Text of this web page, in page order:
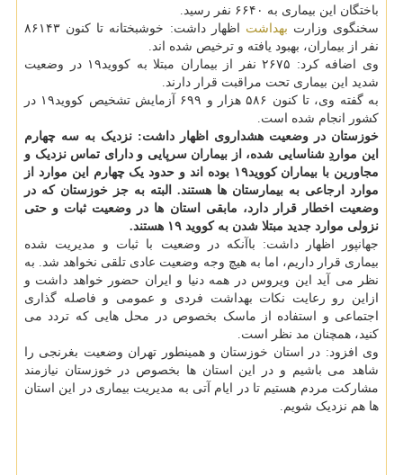
باختگان این بیماری به ۶۶۴۰ نفر رسید.
سخنگوی وزارت بهداشت
اظهار داشت: خوشبختانه تا کنون ۸۶۱۴۳
نفر از بیماران، بهبود یافته و ترخیص شده اند.
وی اضافه کرد: ۲۶۷۵ نفر از بیماران مبتلا به کووید۱۹ در وضعیت
شدید این بیماری تحت مراقبت قرار دارند.
به گفته وی، تا کنون ۵۸۶ هزار و ۶۹۹ آزمایش تشخیص کووید۱۹ در
کشور انجام شده است.
خوزستان در وضعیت هشدار وی اظهار داشت: نزدیک به سه چهارم
این مواردِ شناسایی شده، از بیماران سرپایی و دارای تماس نزدیک و
مجاورین با بیماران کووید۱۹ بوده اند و حدود یک چهارم این موارد از
موارد ارجاعی به بیمارستان ها هستند. البته به جز خوزستان که در
وضعیت اخطار قرار دارد، مابقی استان ها در وضعیت ثبات و حتی
نزولی موارد جدید مبتلا شدن به کووید ۱۹ هستند.
جهانپور اظهار داشت: باآنکه در وضعیت با ثبات و مدیریت شده
بیماری قرار داریم، اما به هیچ وجه وضعیت عادی تلقی نخواهد شد. به
نظر می آید این ویروس در همه دنیا و ایران حضور خواهد داشت و
ازاین رو رعایت نکات بهداشت فردی و عمومی و فاصله گذاری
اجتماعی و استفاده از ماسک بخصوص در محل هایی که تردد می
کنید، همچنان مد نظر است.
وی افزود: در استان خوزستان و همینطور تهران وضعیت بغرنجی را
شاهد می باشیم و در این استان ها بخصوص در خوزستان نیازمند
مشارکت مردم هستیم تا در ایام آتی به مدیریت بیماری در این استان
ها هم نزدیک شویم.